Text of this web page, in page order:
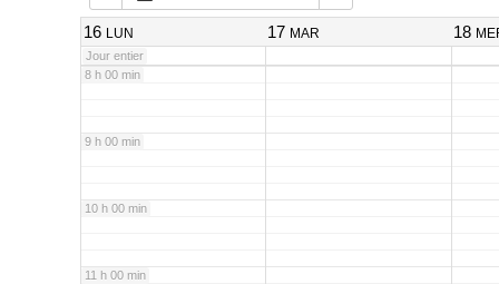
16 LUN 17 MAR 18
Jour entier
7 h 00 min
8 h 00 min
9 h 00 min
10 h 00 min
11 h 00 min